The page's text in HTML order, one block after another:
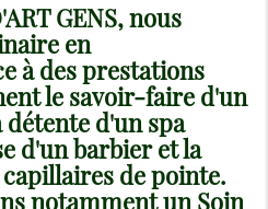
GENS, nous
en
à des prestations
le savoir-faire d'un
d'un spa
d'un barbier et la
de pointe.
notamment unSoin